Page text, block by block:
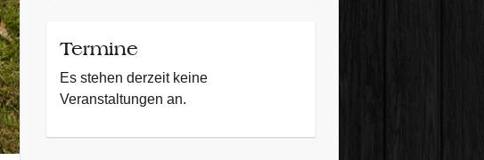
Termine
Es stehen derzeit keine
Veranstaltungen an.